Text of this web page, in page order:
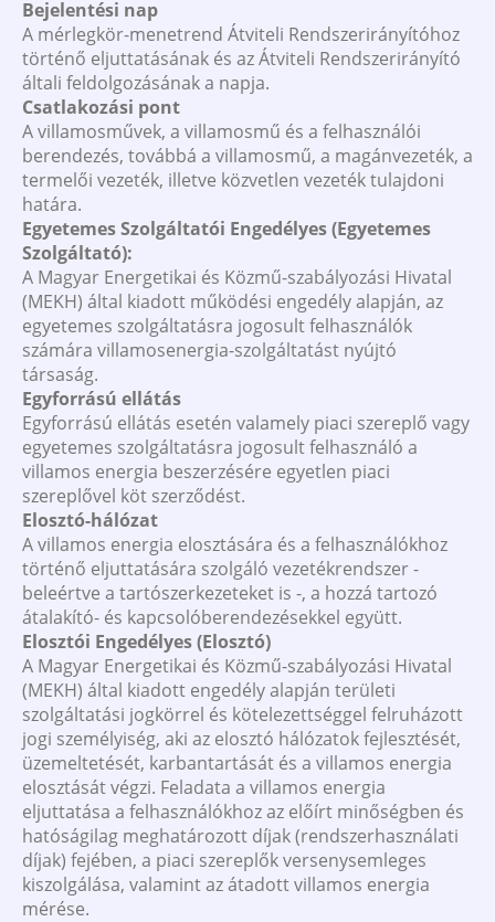
Bejelentési nap
A mérlegkör-menetrend Átviteli Rendszerirányítóhoz
történő eljuttatásának és az Átviteli Rendszerirányító
általi feldolgozásának a napja.
Csatlakozási pont
A villamosművek, a villamosmű és a felhasználói
berendezés, továbbá a villamosmű, a magánvezeték, a
termelői vezeték, illetve közvetlen vezeték tulajdoni
határa.
Egyetemes Szolgáltatói Engedélyes (Egyetemes
Szolgáltató):
A Magyar Energetikai és Közmű-szabályozási Hivatal
(MEKH) által kiadott működési engedély alapján, az
egyetemes szolgáltatásra jogosult felhasználók
számára villamosenergia-szolgáltatást nyújtó
társaság.
Egyforrású ellátás
Egyforrású ellátás esetén valamely piaci szereplő vagy
egyetemes szolgáltatásra jogosult felhasználó a
villamos energia beszerzésére egyetlen piaci
szereplővel köt szerződést.
Elosztó-hálózat
A villamos energia elosztására és a felhasználókhoz
történő eljuttatására szolgáló vezetékrendszer -
beleértve a tartószerkezeteket is -, a hozzá tartozó
átalakító- és kapcsolóberendezésekkel együtt.
Elosztói Engedélyes (Elosztó)
A Magyar Energetikai és Közmű-szabályozási Hivatal
(MEKH) által kiadott engedély alapján területi
szolgáltatási jogkörrel és kötelezettséggel felruházott
jogi személyiség, aki az elosztó hálózatok fejlesztését,
üzemeltetését, karbantartását és a villamos energia
elosztását végzi. Feladata a villamos energia
eljuttatása a felhasználókhoz az előírt minőségben és
hatóságilag meghatározott díjak (rendszerhasználati
díjak) fejében, a piaci szereplők versenysemleges
kiszolgálása, valamint az átadott villamos energia
mérése.